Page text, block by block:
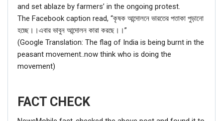
and set ablaze by farmers’ in the ongoing protest.
The Facebook caption read, “কৃষক আন্দোলনে ভারতের পতাকা পুড়ানো
হচ্ছে।।এবার ভাবুন আন্দোলন কারা করছে।।”
(Google Translation: The flag of India is being burnt in the
peasant movement..now think who is doing the
movement)
FACT CHECK